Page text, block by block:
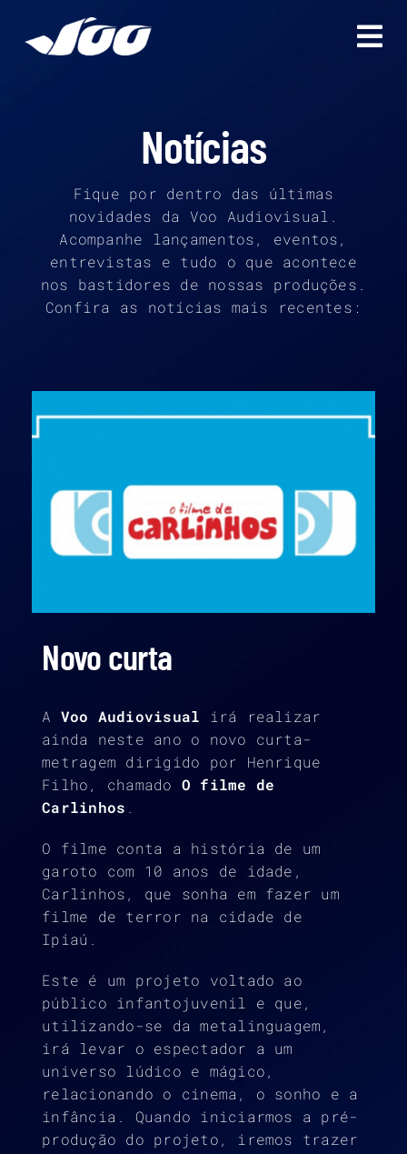
para
Notícias
Fique por dentro das últimas
novidades da Voo Audiovisual.
Acompanhe lançamentos, eventos,
entrevistas e tudo o que acontece
nos bastidores de nossas produções.
Confira as notícias mais recentes:
Novo curta
A Voo Audiovisual irá realizar
ainda neste ano o novo curta-
metragem dirigido por Henrique
Filho, chamado O filme de
Carlinhos
O filme conta a história de um
garoto com 10 anos de idade,
Carlinhos, que sonha em fazer um
filme de terror na cidade de
Ipiaú.
Este é um projeto voltado ao
público infantojuvenil e que,
utilizando-se da metalinguagem,
irá levar o espectador a um
universo lúdico e mágico,
relacionando o cinema, o sonho e a
infância. Quando iniciarmos a pré-
produção do projeto, iremos trazer